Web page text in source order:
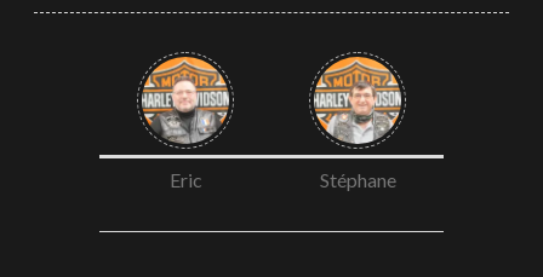
Eric Stéphane